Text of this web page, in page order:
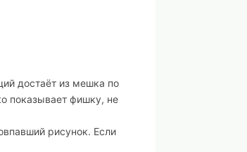
достаёт из мешка по
показывает фишку, не
рисунок. Если